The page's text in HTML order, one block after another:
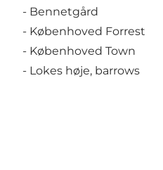
- Bennetgård
- Københoved Forrest
- Københoved Town
- Lokes høje, barrows